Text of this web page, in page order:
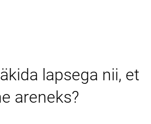
lapsega nii, et
areneks?